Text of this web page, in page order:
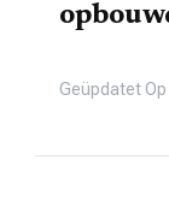
Geüpdatet Op